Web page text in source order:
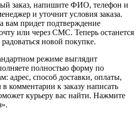
заказ, напишите ФИО, телефон и
и уточнит условия заказа.
вам придет подтверждение
или через СМС. Теперь останется
новой покупке.
режиме выглядит
полностью форму по
адрес, способ доставки, оплаты,
комментарии к заказу написать
курьеру вас найти. Нажмите